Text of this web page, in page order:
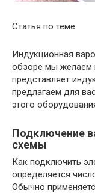
Статья по теме:
Индукционная
обзоре мы желаем
представляет
предлагаем для
этого
Подключение
схемы
Как подключить
определяется
Обычно